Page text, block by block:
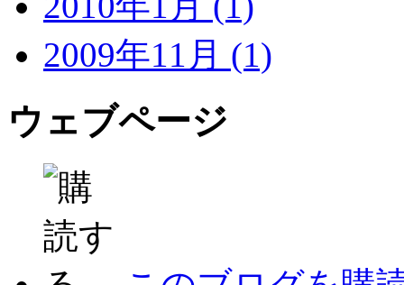
2009年11月 (1)
ウェブページ